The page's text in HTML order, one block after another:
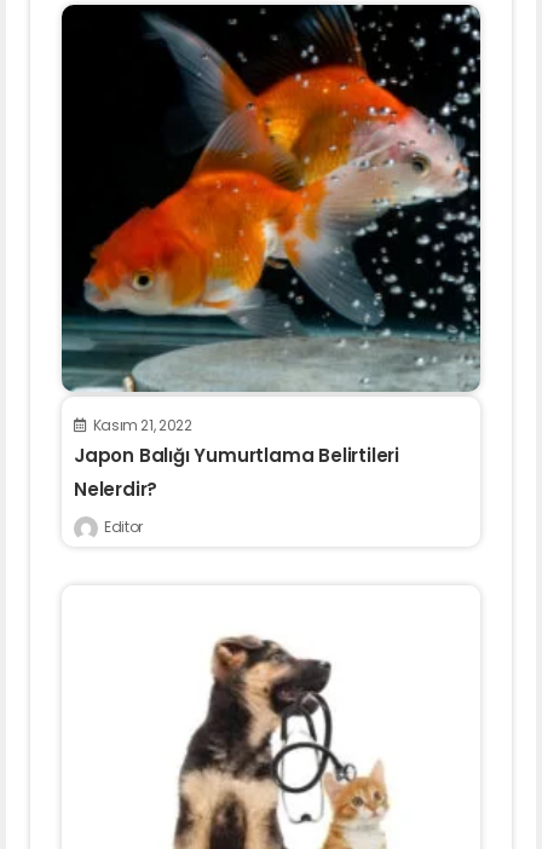
Kasım 21, 2022
Japon Balığı Yumurtlama Belirtileri
Nelerdir?
Editor